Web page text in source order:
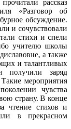
рассказ
«Разговор об
обсуждение.
и сочувствовали
стихи и спели
учителю школы
а также
и талантливых
получили заряд
мероприятия
чувства
страну. В конце
чтение стихов и
в прекрасном